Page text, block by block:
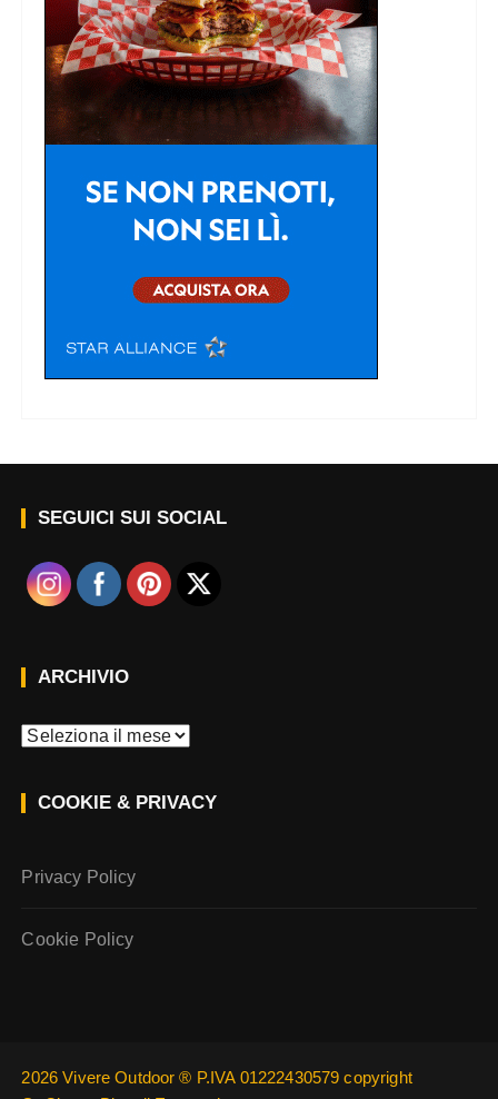
SEGUICI SUI SOCIAL
ARCHIVIO
A
c
h
v
o
COOKIE & PRIVACY
Privacy Policy
Cookie Policy
2026 Vivere Outdoor ® P.IVA 01222430579 copyright